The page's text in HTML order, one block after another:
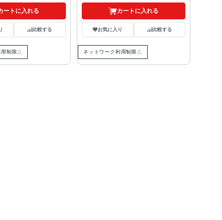
ートに入れる
比較する
用制限△
カートに入れる
お気に入り 比較する
ネットワーク利用制限△